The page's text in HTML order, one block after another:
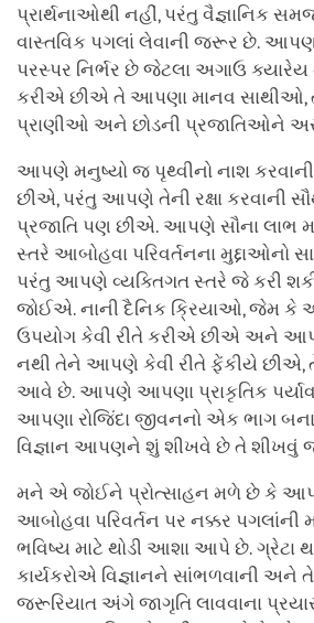
પ્રાર્થનાઓથી નહીં, પરંતુ વૈજ્ઞાનિક
વાસ્તવિક પગલાં લેવાની જરૂર છે.
પરસ્પર નિર્ભર છે જેટલા અગાઉ
કરીએ છીએ તે આપણા માનવ
પ્રાણીઓ અને છોડની પ્રજાતિઓને
આપણે મનુષ્યો જ પૃથ્વીનો નાશ કરવાની
છીએ, પરંતુ આપણે તેની રક્ષા કરવાની
પ્રજાતિ પણ છીએ. આપણે સૌના લાભ
સ્તરે આબોહવા પરિવર્તનના મુદ્દાઓનો
પરંતુ આપણે વ્યક્તિગત સ્તરે જે કરી
જોઈએ. નાની દૈનિક ક્રિયાઓ, જેમ કે
ઉપયોગ કેવી રીતે કરીએ છીએ અને
નથી તેને આપણે કેવી રીતે ફેંકીયે છીએ,
આવે છે. આપણે આપણા પ્રાકૃતિક
આપણા રોજિંદા જીવનનો એક ભાગ
વિજ્ઞાન આપણને શું શીખવે છે તે શીખવું
મને એ જોઈને પ્રોત્સાહન મળે છે કે
આબોહવા પરિવર્તન પર નક્કર પગલાંની
ભવિષ્ય માટે થોડી આશા આપે છે. ગ્રેટા
કાર્યકરોએ વિજ્ઞાનને સાંભળવાની અને
જરૂરિયાત અંગે જાગૃતિ લાવવાના